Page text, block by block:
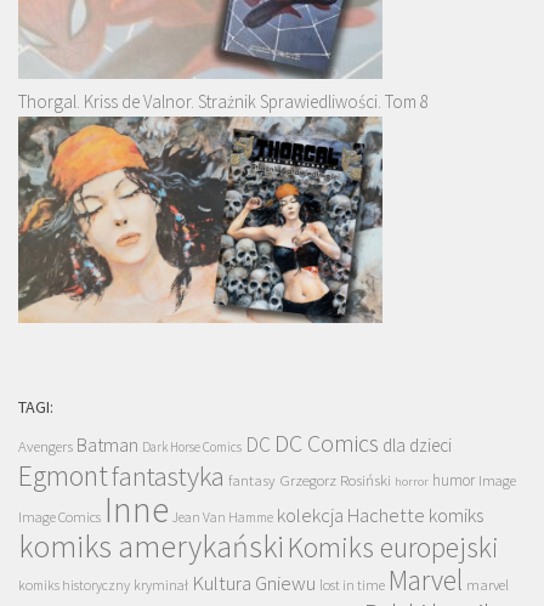
Thorgal. Kriss de Valnor. Strażnik Sprawiedliwości. Tom 8
TAGI:
Avengers Batman Dark Horse Comics DC DC Comics dla dzieci
Egmontfantastyka fantasy Grzegorz Rosiński horror humor Image
Image Comics Inne Jean Van Hamme kolekcja Hachette komiks
komiks amerykański Komiks europejski
komiks historyczny kryminał Kultura Gniewu lost in time Marvel marvel